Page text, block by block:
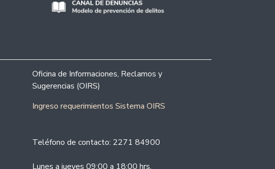
Oficina de Informaciones, Reclamos y
Sugerencias (OIRS)
Ingreso requerimientos Sistema OIRS
Teléfono de contacto: 2271 84900
Lunes a jueves 09:00 a 18:00 hrs.